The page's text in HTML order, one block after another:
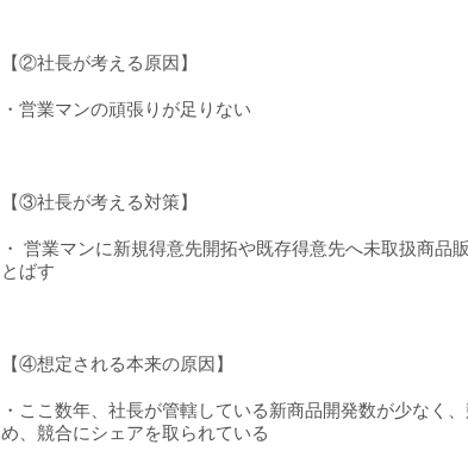
【②社長が考える原因】
・営業マンの頑張りが足りない
【③社長が考える対策】
・ 営業マンに新規得意先開拓や既存得意先へ未取扱商品
とばす
【④想定される本来の原因】
・ここ数年、社長が管轄している新商品開発数が少なく
め、競合にシェアを取られている